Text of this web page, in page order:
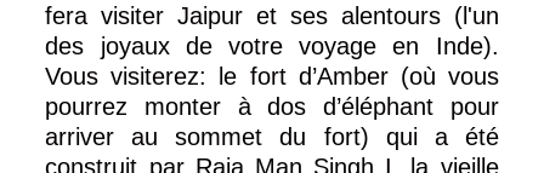
fera visiter Jaipur et ses alentours (l'un
des joyaux de votre voyage en Inde).
Vous visiterez: le fort d’Amber (où vous
pourrez monter à dos d’éléphant pour
arriver au sommet du fort) qui a été
construit par Raja Man Singh I, la vieille